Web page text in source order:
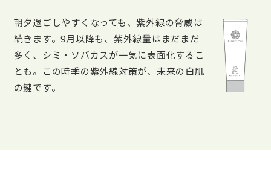
朝夕過ごしやすくなっても、紫外線の脅威は
続きます。9月以降も、紫外線量はまだまだ
多く、シミ・ソバカスが一気に表面化するこ
とも。この時季の紫外線対策が、未来の白肌
の鍵です。